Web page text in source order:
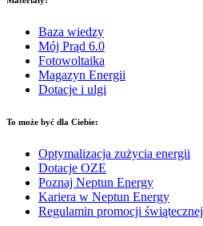
Baza wiedzy
Mój Prąd 6.0
Fotowoltaika
Magazyn Energii
Dotacje i ulgi
To może być dla Ciebie:
Optymalizacja zużycia energii
Dotacje OZE
Poznaj Neptun Energy
Kariera w Neptun Energy
Regulamin promocji świątecznej